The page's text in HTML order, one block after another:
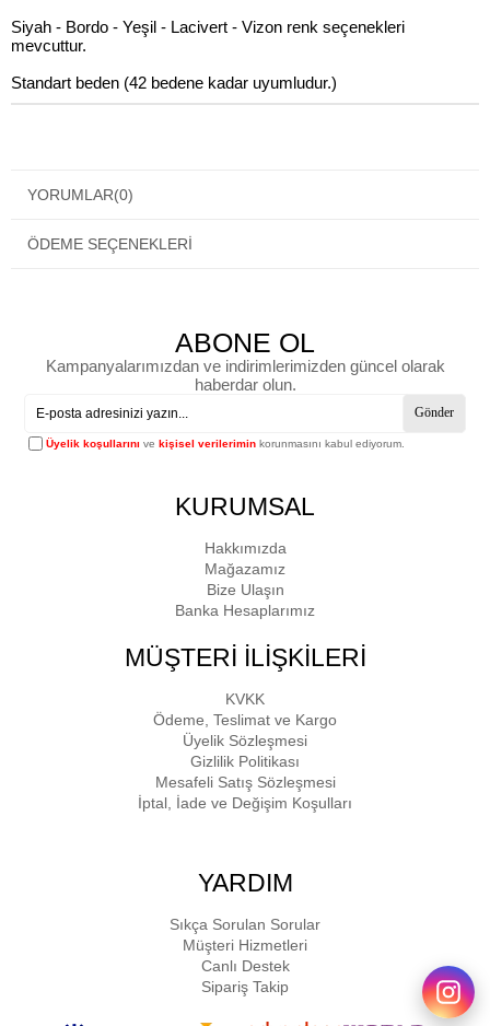
Siyah - Bordo - Yeşil - Lacivert - Vizon renk seçenekleri
mevcuttur.
Standart beden (42 bedene kadar uyumludur.)
YORUMLAR(0)
ÖDEME SEÇENEKLERI
ABONE OL
Kampanyalarımızdan ve indirimlerimizden güncel olarak
haberdar olun.
Gönder
Üyelik koşullarını vekişisel verilerimin korunmasını kabul ediyorum.
KURUMSAL
Hakkımızda
Mağazamız
Bize Ulaşın
Banka Hesaplarımız
MÜŞTERİ İLİŞKİLERİ
KVKK
Ödeme, Teslimat ve Kargo
Üyelik Sözleşmesi
Gizlilik Politikası
Mesafeli Satış Sözleşmesi
İptal, İade ve Değişim Koşulları
YARDIM
Sıkça Sorulan Sorular
Müşteri Hizmetleri
Canlı Destek
Sipariş Takip